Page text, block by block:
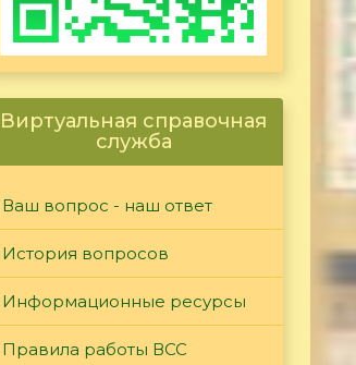
Виртуальная справочная
служба
Ваш вопрос - наш ответ
История вопросов
Информационные ресурсы
Правила работы ВСС